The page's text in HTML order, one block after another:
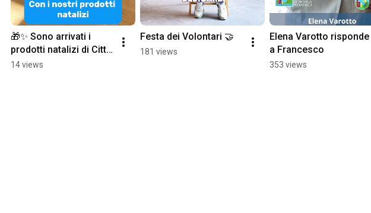
🎁✨ Sono arrivati i
prodotti natalizi di Città
della Speranza! ✨🎁
14 views
Festa dei Volontari 🤝
181 views
Elena Varotto risponde
a Francesco
353 views